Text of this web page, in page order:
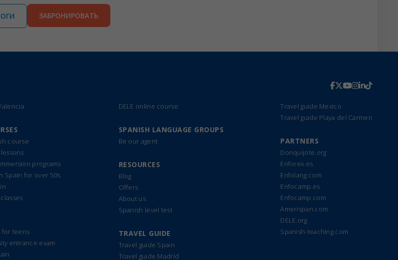
ЗАБРОНИРОВАТЬ
course
programs
Spain for over 50s
for teens
entrance exam
DELE online course
SPANISH LANGUAGE GROUPS
Be our agent
RESOURCES
Blog
Offers
About us
Spanish level test
TRAVEL GUIDE
Travel guide Spain
Travel guide Madrid
Travel guide Mexico
Travel guide Playa del Carmen
PARTNERS
Donquijote.org
Enforex.es
Enfolang.com
Enfocamp.es
Enfocamp.com
Amerispan.com
DELE.org
Spanish-teaching.com